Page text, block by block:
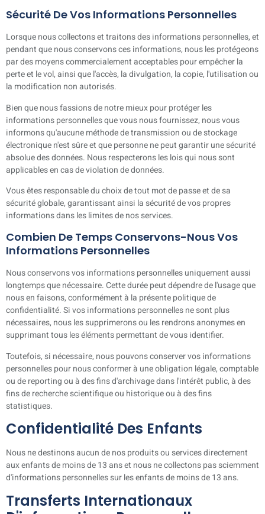
Sécurité De Vos Informations Personnelles
Lorsque nous collectons et traitons des informations personnelles, et
pendant que nous conservons ces informations, nous les protégeons
par des moyens commercialement acceptables pour empêcher la
perte et le vol, ainsi que l'accès, la divulgation, la copie, l'utilisation ou
la modification non autorisés.
Bien que nous fassions de notre mieux pour protéger les
informations personnelles que vous nous fournissez, nous vous
informons qu'aucune méthode de transmission ou de stockage
électronique n'est sûre et que personne ne peut garantir une sécurité
absolue des données. Nous respecterons les lois qui nous sont
applicables en cas de violation de données.
Vous êtes responsable du choix de tout mot de passe et de sa
sécurité globale, garantissant ainsi la sécurité de vos propres
informations dans les limites de nos services.
Combien De Temps Conservons-Nous Vos
Informations Personnelles
Nous conservons vos informations personnelles uniquement aussi
longtemps que nécessaire. Cette durée peut dépendre de l'usage que
nous en faisons, conformément à la présente politique de
confidentialité. Si vos informations personnelles ne sont plus
nécessaires, nous les supprimerons ou les rendrons anonymes en
supprimant tous les éléments permettant de vous identifier.
Toutefois, si nécessaire, nous pouvons conserver vos informations
personnelles pour nous conformer à une obligation légale, comptable
ou de reporting ou à des fins d'archivage dans l'intérêt public, à des
fins de recherche scientifique ou historique ou à des fins
statistiques.
Confidentialité Des Enfants
Nous ne destinons aucun de nos produits ou services directement
aux enfants de moins de 13 ans et nous ne collectons pas sciemment
d'informations personnelles sur les enfants de moins de 13 ans.
Transferts Internationaux